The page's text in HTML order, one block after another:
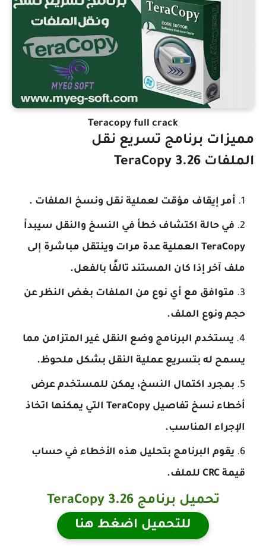
Teracopy full crack
مميزات برنامج تسريع نقل
الملفات TeraCopy 3.26
أمر إيقاف مؤقت لعملية نقل ونسخ الملفات .
في حالة اكتشاف خطأ في النسخ والنقل سيبدأ
TeraCopy العملية عدة مرات وينتقل مباشرة إلى
ملف آخر إذا كان المستند تالفًا بالفعل.
متوافق مع أي نوع من الملفات بغض النظر عن
حجم ونوع الملف.
يستخدم البرنامج وضع النقل غير المتزامن مما
يسمح له بتسريع عملية النقل بشكل ملحوظ.
بمجرد اكتمال النسخ، يمكن للمستخدم عرض
أخطاء نسخ تفاصيل TeraCopy التي يمكنها اتخاذ
الإجراء المناسب.
يقوم البرنامج بتحليل هذه الأخطاء في حساب
قيمة CRC للملف.
تحميل برنامجTeraCopy 3.26
للتحميل اضغط هنا